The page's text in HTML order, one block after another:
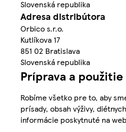
Slovenská republika
Adresa distribútora
Orbico s.r.o.
Kutlíkova 17
851 02 Bratislava
Slovenská republika
Príprava a použitie
Robíme všetko pre to, aby
prísady, obsah výživy,
informácie poskytnuté na